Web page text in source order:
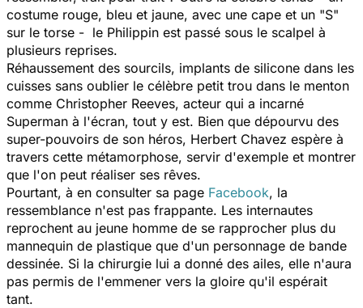
costume rouge, bleu et jaune, avec une cape et un "S"
sur le torse - le Philippin est passé sous le scalpel à
plusieurs reprises.
Réhaussement des sourcils, implants de silicone dans les
cuisses sans oublier le célèbre petit trou dans le menton
comme Christopher Reeves, acteur qui a incarné
Superman à l'écran, tout y est. Bien que dépourvu des
super-pouvoirs de son héros, Herbert Chavez espère à
travers cette métamorphose, servir d'exemple et montrer
que l'on peut réaliser ses rêves.
Pourtant, à en consulter sa page Facebook, la
ressemblance n'est pas frappante. Les internautes
reprochent au jeune homme de se rapprocher plus du
mannequin de plastique que d'un personnage de bande
dessinée. Si la chirurgie lui a donné des ailes, elle n'aura
pas permis de l'emmener vers la gloire qu'il espérait
tant.